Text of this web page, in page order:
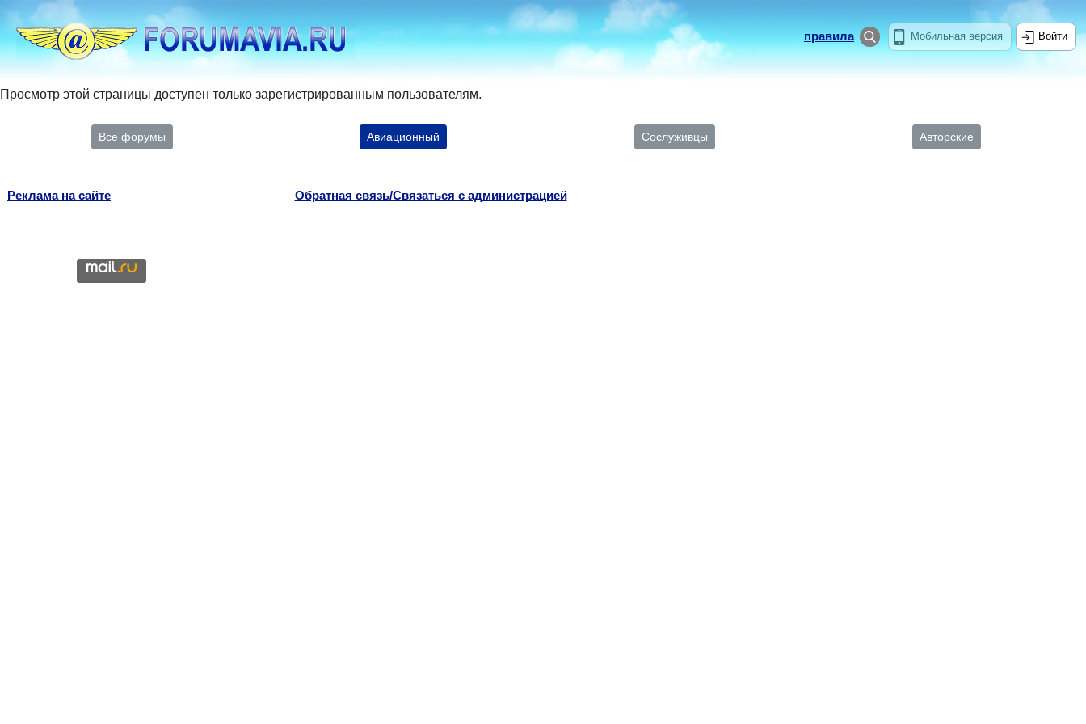
Мобильная версия
правила Войти
Просмотр этой страницы доступен только зарегистрированным пользователям.
Все форумы Авиационный Сослуживцы Авторские
Реклама на сайте Обратная связь/Связаться с администрацией